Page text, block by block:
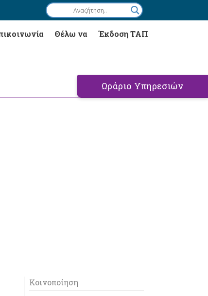
Θέλω να Έκδοση ΤΑΠ
Ωράριο Υπηρεσιών
Κοινοποίηση